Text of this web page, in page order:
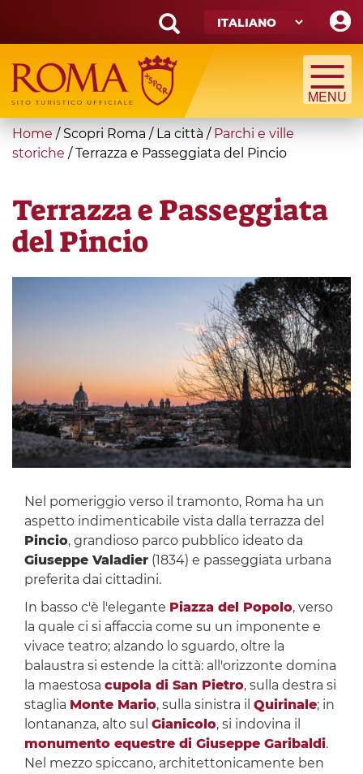
main
content
Search
form
Cerca
You
are
Home / Scopri Roma / La città / Parchi e ville
storiche /Terrazza e Passeggiata del Pincio
Terrazza e Passeggiata
del Pincio
Nel pomeriggio verso il tramonto, Roma ha un
aspetto indimenticabile vista dalla terrazza del
Pincio, grandioso parco pubblico ideato da
Giuseppe Valadier(1834) e passeggiata urbana
preferita dai cittadini.
In basso c'è l'elegante Piazza del Popolo, verso
la quale ci si affaccia come su un imponente e
vivace teatro; alzando lo sguardo, oltre la
balaustra si estende la città: all'orizzonte domina
la maestosa cupola di San Pietro, sulla destra si
staglia Monte Mario, sulla sinistra il Quirinale; in
lontananza, alto sul Gianicolo, si indovina il
monumento equestre di Giuseppe Garibaldi.
Nel mezzo spiccano, architettonicamente ben